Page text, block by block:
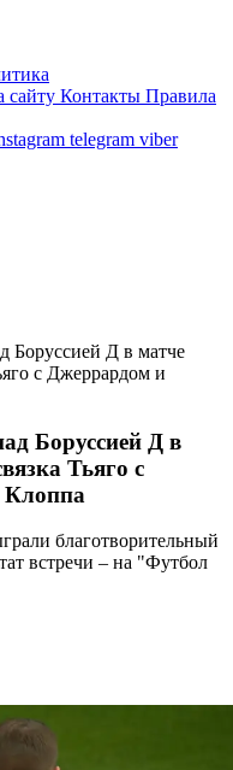
сайту Контакты Правила
telegram viber
Боруссией Д в матче
с Джеррардом и
Боруссией Д в
Тьяго с
Клоппа
благотворительный
встречи – на "Футбол